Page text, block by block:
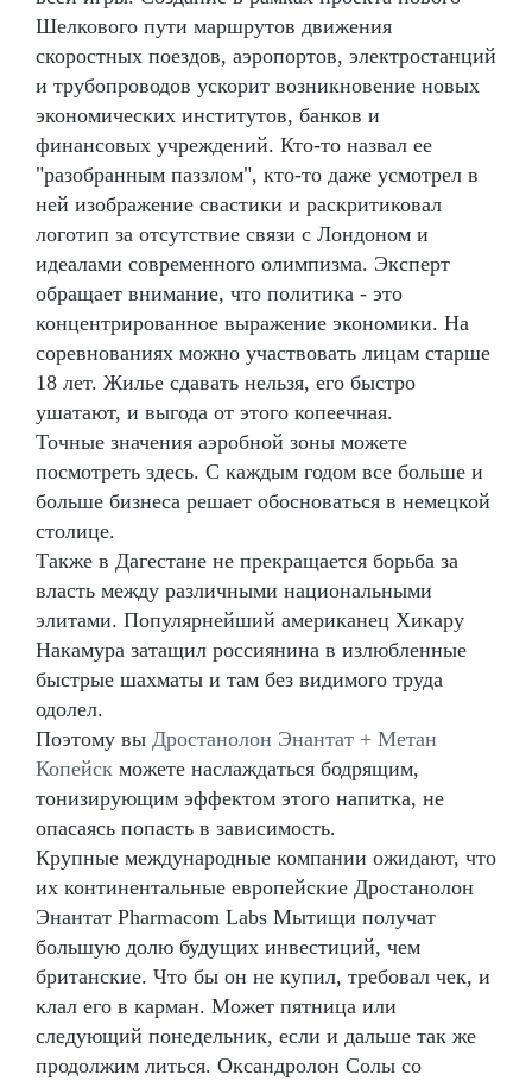
Шелкового пути маршрутов движения
скоростных поездов, аэропортов, электростанций
и трубопроводов ускорит возникновение новых
экономических институтов, банков и
финансовых учреждений. Кто-то назвал ее
"разобранным паззлом", кто-то даже усмотрел в
ней изображение свастики и раскритиковал
логотип за отсутствие связи с Лондоном и
идеалами современного олимпизма. Эксперт
обращает внимание, что политика - это
концентрированное выражение экономики. На
соревнованиях можно участвовать лицам старше
18 лет. Жилье сдавать нельзя, его быстро
ушатают, и выгода от этого копеечная.
Точные значения аэробной зоны можете
посмотреть здесь. С каждым годом все больше и
больше бизнеса решает обосноваться в немецкой
столице.
Также в Дагестане не прекращается борьба за
власть между различными национальными
элитами. Популярнейший американец Хикару
Накамура затащил россиянина в излюбленные
быстрые шахматы и там без видимого труда
одолел.
Поэтому вы Дростанолон Энантат + Метан
Копейск можете наслаждаться бодрящим,
тонизирующим эффектом этого напитка, не
опасаясь попасть в зависимость.
Крупные международные компании ожидают, что
их континентальные европейские Дростанолон
Энантат Pharmacom Labs Мытищи получат
большую долю будущих инвестиций, чем
британские. Что бы он не купил, требовал чек, и
клал его в карман. Может пятница или
следующий понедельник, если и дальше так же
продолжим литься. Оксандролон Солы со